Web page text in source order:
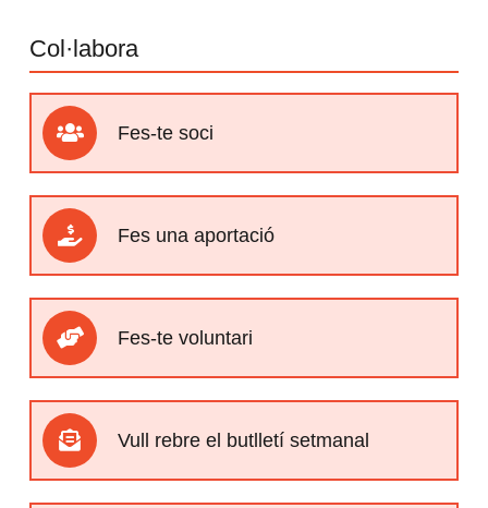
Col·labora
Fes-te soci
Fes una aportació
Fes-te voluntari
Vull rebre el butlletí setmanal